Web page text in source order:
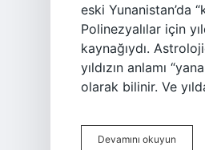
eski Yunanistan’da
Polinezyalılar için
kaynağıydı.
yıldızın anlamı
olarak bilinir. Ve
Devamını okuyun